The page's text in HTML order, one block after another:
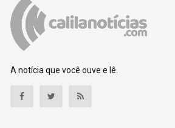
A notícia que você ouve e lê.